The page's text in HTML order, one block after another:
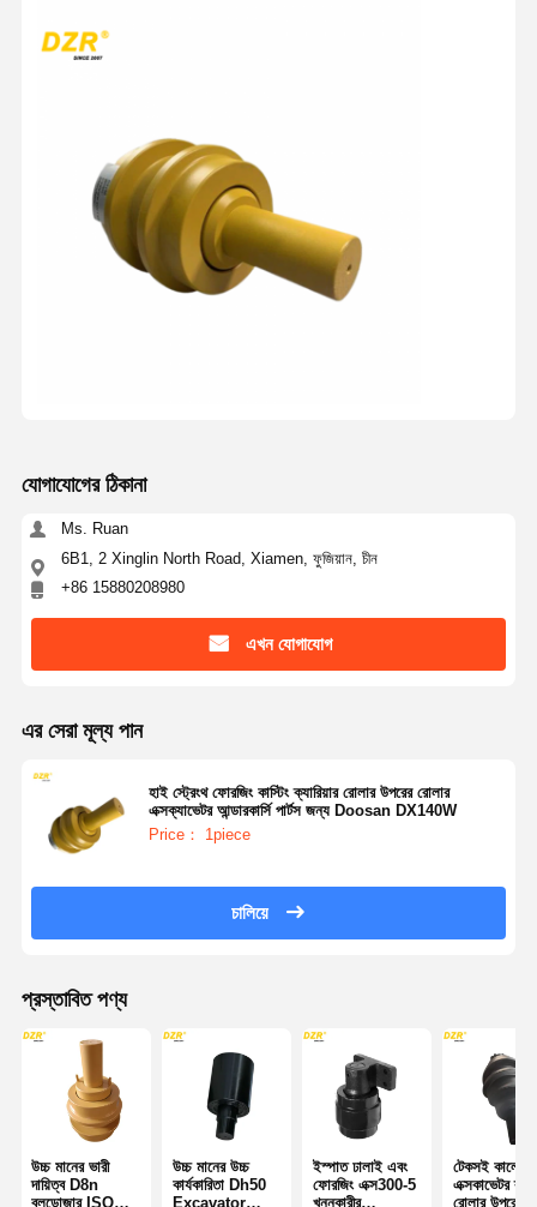
ট্র্যাক পিন চাপুন
যোগাযোগের ঠিকানা
Ms. Ruan
6B1, 2 Xinglin North Road, Xiamen, ফুজিয়ান, চীন
+86 15880208980
এখন যোগাযোগ
এর সেরা মূল্য পান
হাই স্ট্রেংথ ফোরজিং কাস্টিং ক্যারিয়ার রোলার উপরের রোলার
এক্সক্যাভেটর আন্ডারকার্সি পার্টস জন্য Doosan DX140W
Price： 1piece
চালিয়ে
প্রস্তাবিত পণ্য
উচ্চ মানের ভারী
দায়িত্ব D8n
বুলডোজার ISO
উচ্চ মানের উচ্চ
কার্যকারিতা Dh50
Excavator
ইস্পাত ঢালাই এবং
ফোরজিং এক্স300-5
খননকারীর
টেকসই কালো
এক্সকাভেটর
রোলার উপরের